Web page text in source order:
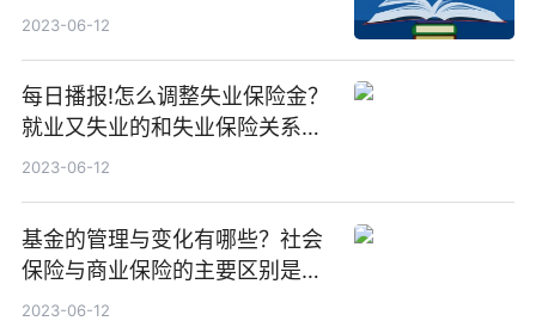
2023-06-12
每日播报!怎么调整失业保险金？
就业又失业的和失业保险关系怎
么转移？
2023-06-12
基金的管理与变化有哪些？社会
保险与商业保险的主要区别是什
么？ 当前热门
2023-06-12